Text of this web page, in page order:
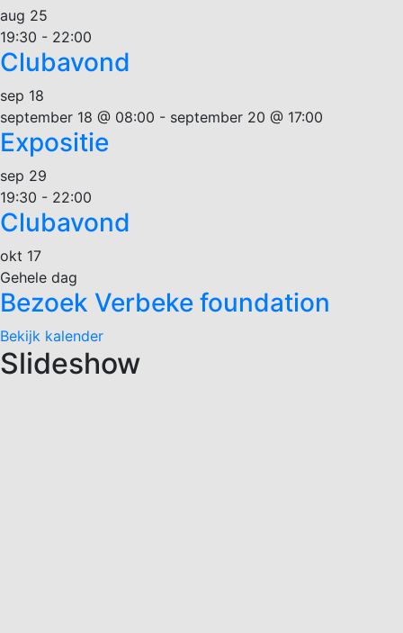
aug 25
19:30 - 22:00
Clubavond
sep 18
september 18 @ 08:00 - september 20 @ 17:00
Expositie
sep 29
19:30 - 22:00
Clubavond
okt 17
Gehele dag
Bezoek Verbeke foundation
Bekijk kalender
Slideshow